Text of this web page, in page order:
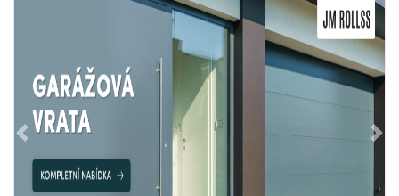
Předchozí